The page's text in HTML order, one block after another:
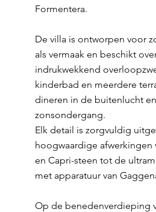
Formentera.
De villa is ontworpen voor
als vermaak en beschikt
indrukwekkend
kinderbad en meerdere
dineren in de buitenlucht
zonsondergang.
Elk detail is zorgvuldig
hoogwaardige afwerkingen
en Capri-steen tot de
met apparatuur van
Op de benedenverdieping